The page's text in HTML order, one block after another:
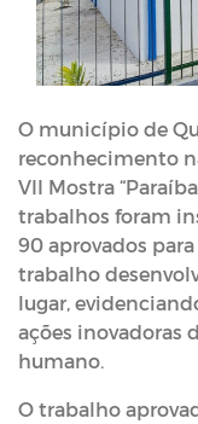
O município de
reconhecimento
VII Mostra
trabalhos foram
90 aprovados
trabalho
lugar,
ações inovadoras
humano.
O trabalho